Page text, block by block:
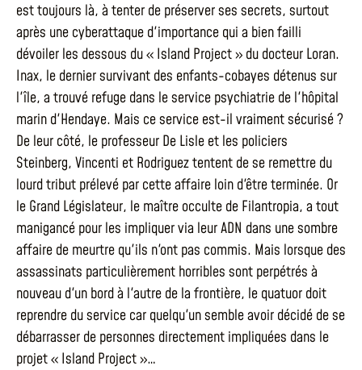
est toujours là, à tenter de préserver ses secrets, surtout
après une cyberattaque d'importance qui a bien failli
dévoiler les dessous du « Island Project » du docteur Loran.
Inax, le dernier survivant des enfants-cobayes détenus sur
l'île, a trouvé refuge dans le service psychiatrie de l'hôpital
marin d'Hendaye. Mais ce service est-il vraiment sécurisé ?
De leur côté, le professeur De Lisle et les policiers
Steinberg, Vincenti et Rodriguez tentent de se remettre du
lourd tribut prélevé par cette affaire loin d'être terminée. Or
le Grand Législateur, le maître occulte de Filantropia, a tout
manigancé pour les impliquer via leur ADN dans une sombre
affaire de meurtre qu'ils n'ont pas commis. Mais lorsque des
assassinats particulièrement horribles sont perpétrés à
nouveau d'un bord à l'autre de la frontière, le quatuor doit
reprendre du service car quelqu'un semble avoir décidé de se
débarrasser de personnes directement impliquées dans le
projet « Island Project »…